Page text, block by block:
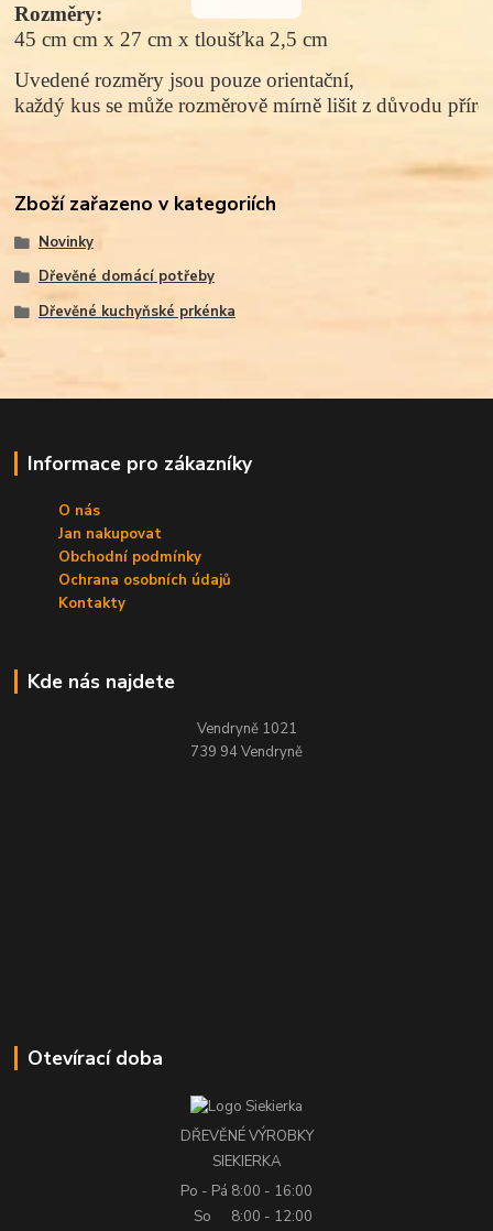
Rozměry:
45 cm cm x 27 cm x tloušťka 2,5 cm
Uvedené rozměry jsou pouze orientační,
každý kus se může rozměrově mírně lišit z důvodu
Zboží zařazeno v kategoriích
Novinky
Dřevěné domácí potřeby
Dřevěné kuchyňské prkénka
Informace pro zákazníky
O nás
Jan nakupovat
Obchodní podmínky
Ochrana osobních údajů
Kontakty
Kde nás najdete
Vendryně 1021
739 94 Vendryně
Otevírací doba
DŘEVĚNÉ VÝROBKY
SIEKIERKA
Po - Pá 8:00 - 16:00
So
8:00 - 12:00